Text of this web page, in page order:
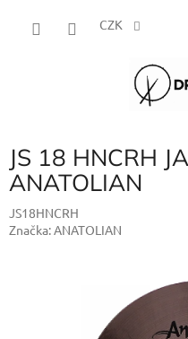
CZK
JS 18 HNCRH
ANATOLIAN
JS18HNCRH
Značka:ANATOLIAN